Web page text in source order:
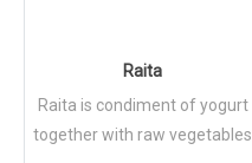
Raita
Raita is condiment of yogurt
together with raw vegetables